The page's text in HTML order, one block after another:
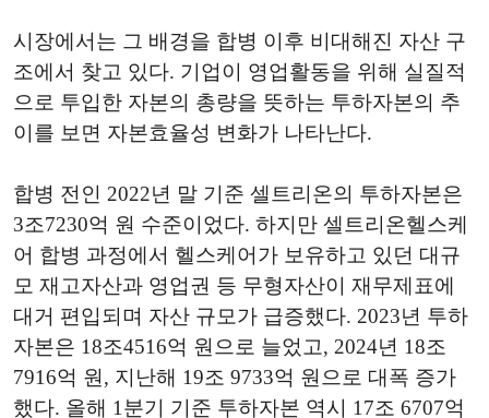
시장에서는 그 배경을 합병 이후 비대해진 자산 구
조에서 찾고 있다. 기업이 영업활동을 위해 실질적
으로 투입한 자본의 총량을 뜻하는 투하자본의 추
이를 보면 자본효율성 변화가 나타난다.
합병 전인 2022년 말 기준 셀트리온의 투하자본은
3조7230억 원 수준이었다. 하지만 셀트리온헬스케
어 합병 과정에서 헬스케어가 보유하고 있던 대규
모 재고자산과 영업권 등 무형자산이 재무제표에
대거 편입되며 자산 규모가 급증했다. 2023년 투하
자본은 18조4516억 원으로 늘었고, 2024년 18조
7916억 원, 지난해 19조 9733억 원으로 대폭 증가
했다. 올해 1분기 기준 투하자본 역시 17조 6707억